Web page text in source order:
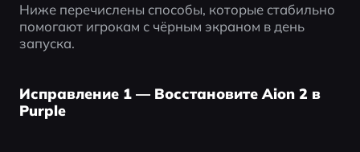
Ниже перечислены способы, которые стабильно
помогают игрокам с чёрным экраном в день
запуска.
Исправление 1 — Восстановите Aion 2 в
Purple